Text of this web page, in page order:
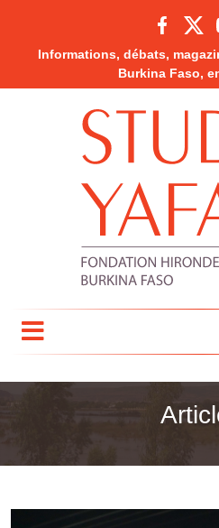
Informations, débats,
Burkina Faso,